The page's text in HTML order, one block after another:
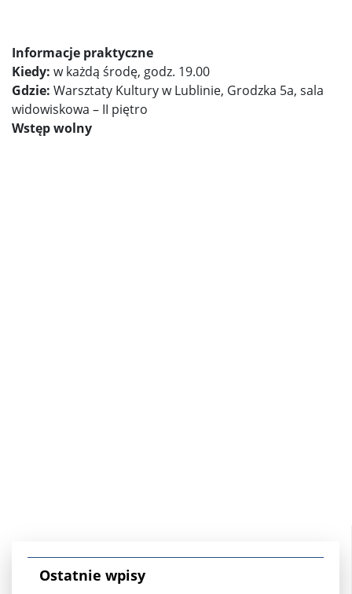
Informacje praktyczne
Kiedy: w każdą środę, godz. 19.00
Gdzie: Warsztaty Kultury w Lublinie, Grodzka 5a, sala
widowiskowa – II piętro
Wstęp wolny
Ostatnie wpisy